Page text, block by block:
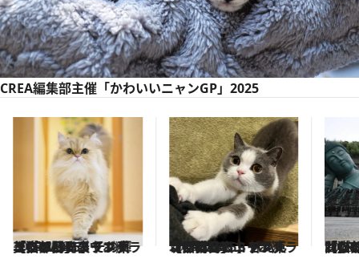
CREA編集部主催「かわいいニャンGP」2025
2025.2.22
【かわいいニャングランプリ2025】パパ・ママ構って！ 甘えん坊部門発表！《CREA×ＢＳテレ東「猫の日」コラボ》 2025.2.22
【かわいいニャングランプリ2025】2度と撮れない！「奇跡の瞬間」部門発表！《CREA×ＢＳテレ東「猫の日」コラボ》 【かわいいニャングランプ